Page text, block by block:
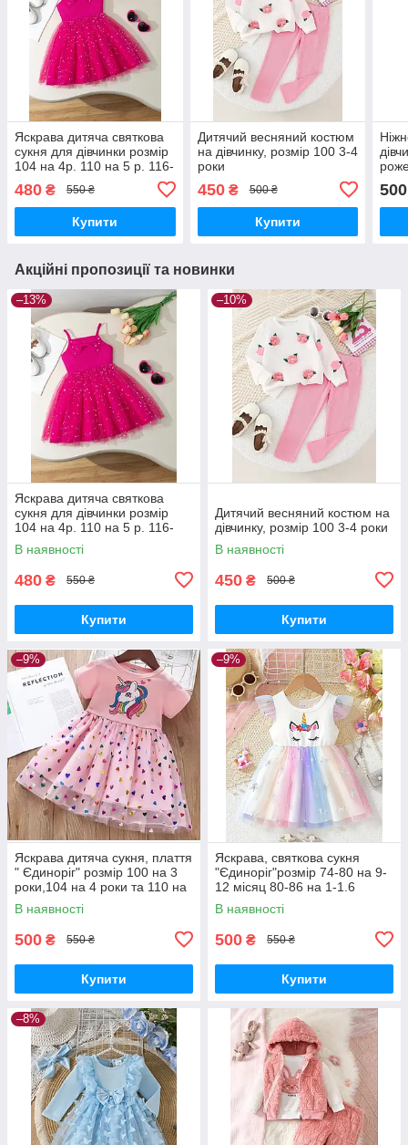
Яскрава дитяча святкова
сукня для дівчинки розмір
104 на 4р. 110 на 5 р. 116-
480 ₴ 550 ₴
Купити
Дитячий весняний костюм
на дівчинку, розмір 100 3-4
роки
450₴ 500 ₴
Купити
5
500
Акційні пропозиції та новинки
–13%
Яскрава дитяча святкова
сукня для дівчинки розмір
104 на 4р. 110 на 5 р. 116-
122 на 6-7р.
В наявності
480 ₴ 550 ₴
Купити
–10%
Дитячий весняний костюм на
дівчинку, розмір 100 3-4 роки
В наявності
450 ₴ 500 ₴
Купити
–9%
Яскрава дитяча сукня, плаття
" Єдиноріг" розмір 100 на 3
роки,104 на 4 роки та 110 на
5 років
В наявності
500 ₴ 550 ₴
Купити
–9%
Яскрава, святкова сукня
"Єдиноріг"розмір 74-80 на 9-
12 місяц 80-86 на 1-1.6
років,розмір 86-92 на 1.6-2
роки та 92-98 на 2-3 роки
В наявності
500 ₴ 550 ₴
Купити
–8%